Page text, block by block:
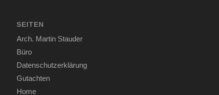
SEITEN
Arch. Martin Stauder
Büro
Datenschutzerklärung
Gutachten
Home